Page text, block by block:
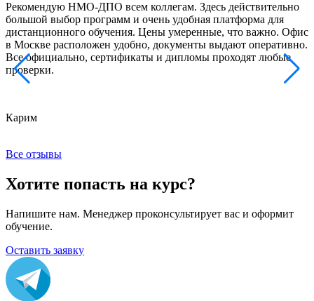
Рекомендую НМО-ДПО всем коллегам. Здесь действительно
большой выбор программ и очень удобная платформа для
дистанционного обучения. Цены умеренные, что важно. Офис
в Москве расположен удобно, документы выдают оперативно.
Все официально, сертификаты и дипломы проходят любые
проверки.
Карим
Все отзывы
Хотите попасть на курс?
Напишите нам. Менеджер проконсультирует вас и оформит
обучение.
Оставить заявку